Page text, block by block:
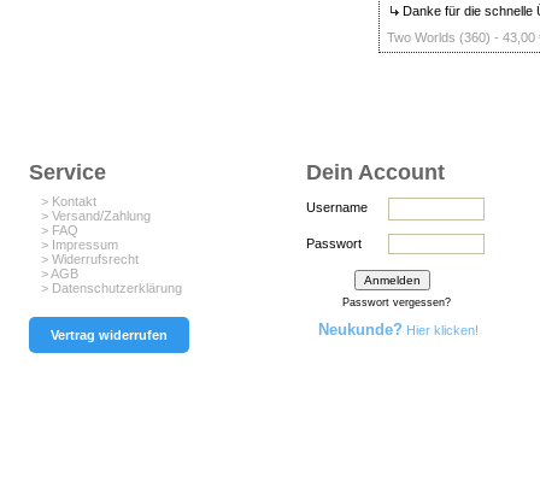
Danke für die schnelle
Two Worlds (360) - 43,00
Service
> Kontakt
> Versand/Zahlung
> FAQ
> Impressum
> Widerrufsrecht
> AGB
> Datenschutzerklärung
Vertrag widerrufen
Dein Account
Username
Passwort
Passwort vergessen?
Neukunde? Hier klicken!